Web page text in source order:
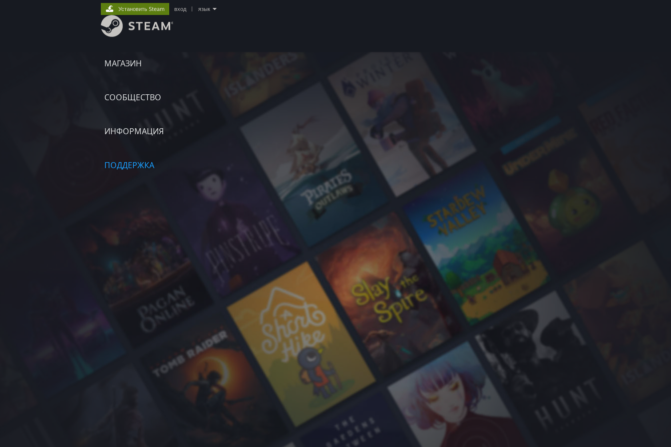
МАГАЗИН
СООБЩЕСТВО
ИНФОРМАЦИЯ
ПОДДЕРЖКА
Установить Steam вход язык